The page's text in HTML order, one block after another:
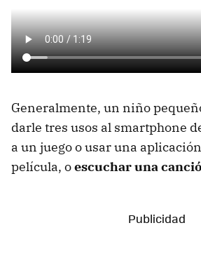
Generalmente, un niño
darle tres usos al smartphone
a un juego o usar una
película, oescuchar una